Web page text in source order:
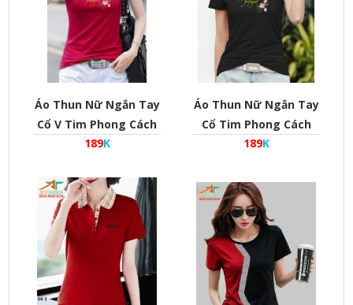
Áo Thun Nữ Ngắn Tay
Cổ V Tim Phong Cách
Hàn Quốc
189K
Áo Thun Nữ Ngắn Tay
Cổ Tim Phong Cách
Hàn Quốc
189K